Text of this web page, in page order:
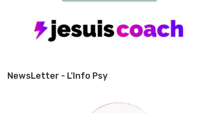
NewsLetter - L'Info Psy